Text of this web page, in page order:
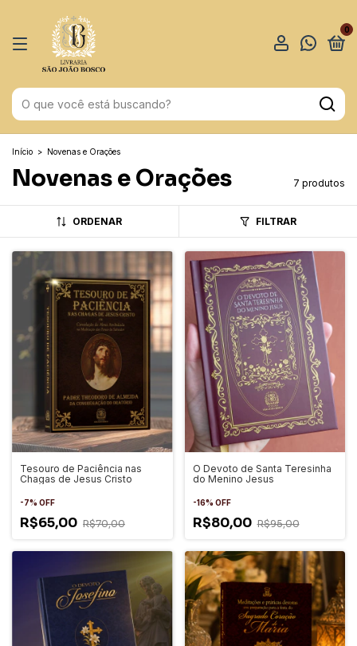
0
Início > Novenas e Orações
Novenas e Orações 7 produtos
ORDENAR FILTRAR
Tesouro de Paciência nas
Chagas de Jesus Cristo
-7% OFF
R$65,00 R$70,00
O Devoto de Santa Teresinha
do Menino Jesus
-16% OFF
R$80,00 R$95,00